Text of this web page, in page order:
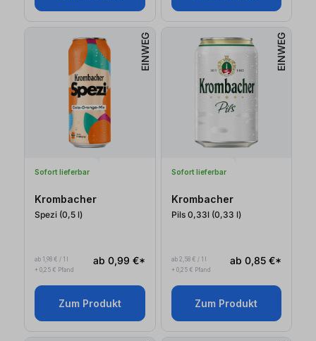
EINWEG
Sofort lieferbar
Krombacher
Spezi (0,5 l)
ab 1,98 € / 1 l
+ 0,25 € Pfand
ab 0,99 €*
Zum Produkt
EINWEG
Sofort lieferbar
Krombacher
Pils 0,33l (0,33 l)
ab 2,58 € / 1 l
+ 0,25 € Pfand
ab 0,85 €*
Zum Produkt